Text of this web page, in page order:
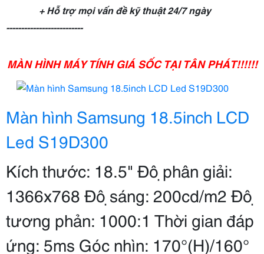
+ Hỗ trợ mọi vấn đề kỹ thuật 24/7 ngày
--------------------------
MÀN HÌNH MÁY TÍNH GIÁ SỐC TẠI TÂN PHÁT!!!!!!
Màn hình Samsung 18.5inch LCD
Led S19D300
Kích thước: 18.5" Độ phân giải:
1366x768 Độ sáng: 200cd/m2 Độ
tương phản: 1000:1 Thời gian đáp
ứng: 5ms Góc nhìn: 170°(H)/160°